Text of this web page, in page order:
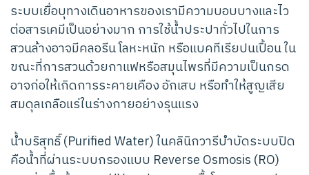
ระบบเยื่อบุทางเดินอาหารของเรามีความบอบบางและไว
ต่อสารเคมีเป็นอย่างมาก การใช้น้ำประปาทั่วไปในการ
สวนล้างอาจมีคลอรีน โลหะหนัก หรือแบคทีเรียปนเปื้อน ใน
ขณะที่การสวนด้วยกาแฟหรือสมุนไพรที่มีความเป็นกรด
อาจก่อให้เกิดการระคายเคือง อักเสบ หรือทำให้สูญเสีย
สมดุลเกลือแร่ในร่างกายอย่างรุนแรง
น้ำบริสุทธิ์ (Purified Water) ในคลินิกวารีบำบัดระบบปิด
คือน้ำที่ผ่านระบบกรองแบบ Reverse Osmosis (RO)